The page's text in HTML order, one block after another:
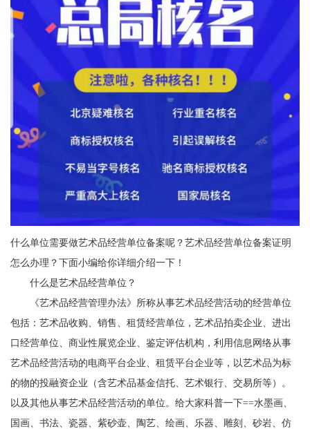
什么单位需要做艺术品经营单位备案呢？艺术品经营单位备案证明
怎么办理？下面小编给你详细介绍一下！
什么是艺术品经营单位？
《艺术品经营管理办法》所称从事艺术品经营活动的经营单位
包括：艺术品收购、销售、租赁经营单位，艺术品拍卖企业、进出
口经营单位、商业性展览企业、鉴定评估机构，利用信息网络从事
艺术品经营活动的电商平台企业、租赁平台企业等，以艺术品为标
的物的投融资企业（含艺术品基金信托、艺术银行、交易所等）。
以及其他从事艺术品经营活动的单位。给大家科普一下==水墨画、
国画、书法、瓷器、紫砂壶、陶艺、绘画、乐器、雕刻、砂岩、仿